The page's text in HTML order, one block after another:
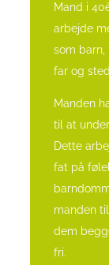
Mand i
arbejde
som
far og
Manden
til at
Dette
fat på
manden
dem
fri.